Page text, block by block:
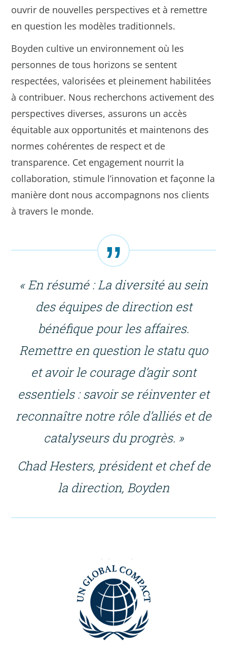
« En résumé : La diversité au sein
des équipes de direction est
bénéfique pour les affaires.
Remettre en question le statu quo
et avoir le courage d’agir sont
essentiels : savoir se réinventer et
reconnaître notre rôle d’alliés et de
catalyseurs du progrès. »
Chad Hesters, président et chef de
la direction, Boyden
ouvrir de nouvelles perspectives et à remettre
en question les modèles traditionnels.
Boyden cultive un environnement où les
personnes de tous horizons se sentent
respectées, valorisées et pleinement habilitées
à contribuer. Nous recherchons activement des
perspectives diverses, assurons un accès
équitable aux opportunités et maintenons des
normes cohérentes de respect et de
transparence. Cet engagement nourrit la
collaboration, stimule l’innovation et façonne la
manière dont nous accompagnons nos clients
à travers le monde.